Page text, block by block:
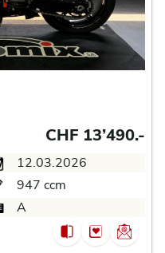
CHF 13’490.-
12.03.2026
947 ccm
A